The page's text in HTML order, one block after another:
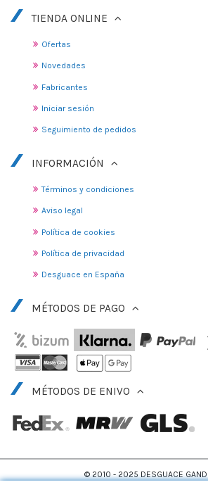
TIENDA ONLINE
Ofertas
Novedades
Fabricantes
Iniciar sesión
Seguimiento de pedidos
INFORMACIÓN
Términos y condiciones
Aviso legal
Política de cookies
Política de privacidad
Desguace en España
MÉTODOS DE PAGO
MÉTODOS DE ENIVO
© 2010 - 2025 DESGUACE